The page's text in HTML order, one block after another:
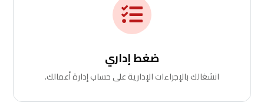

ضغط إداري
انشغالك بالإجراءات الإدارية على حساب إدارة أعمالك.